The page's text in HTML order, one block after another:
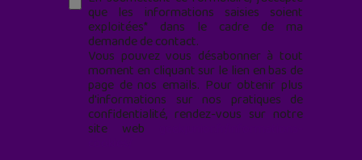
que les informations saisies soient
exploitées* dans le cadre de ma
demande de contact.
Vous pouvez vous désabonner à tout
moment en cliquant sur le lien en bas de
page de nos emails. Pour obtenir plus
d'informations sur nos pratiques de
confidentialité, rendez-vous sur notre
site web